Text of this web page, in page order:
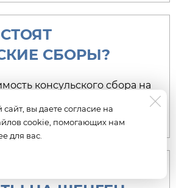
СБОРЫ?
консульского сбора на
МЕНЯ ТРЕБУЮТСЯ
вы даете согласие на
cookie, помогающих нам
для вас.